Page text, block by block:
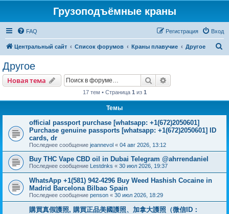
Грузоподъёмные краны
FAQ Вход
Регистрация
Центральный сайт Список форумов Краны плавучие Другое
Другое
Новая тема Поиск
17 тем • Страница 1 из 1
Темы
official passport purchase [whatsapp: +1(672)2050601]
Purchase genuine passports [whatsapp: +1(672)2050601] ID
cards, dr
Последнее сообщение jeannevol « 04 авг 2026, 13:12
Buy THC Vape CBD oil in Dubai Telegram @ahrrendaniel
Последнее сообщение Lestdnks « 30 июл 2026, 19:37
WhatsApp +1(581) 942-4296 Buy Weed Hashish Cocaine in
Madrid Barcelona Bilbao Spain
Последнее сообщение penson « 30 июл 2026, 18:29
購買真假護照, 購買正品美國護照、加拿大護照（微信ID：